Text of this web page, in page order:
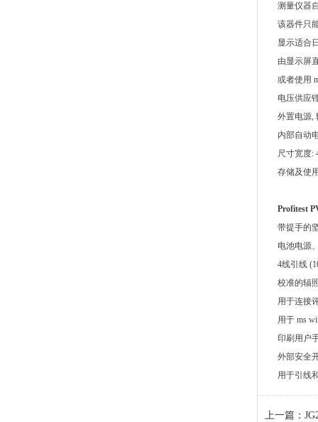
测量仪器
该器件只
显示适合
由显示屏
或者使用
电压供应
外置电源,
内部自动
尺寸宽度:
存储及使
Profitest
带提手的
电池电源
4线引线
校准的辐
用于连接
用于 ms
印刷用户
外部安全
用于引线
上一篇：